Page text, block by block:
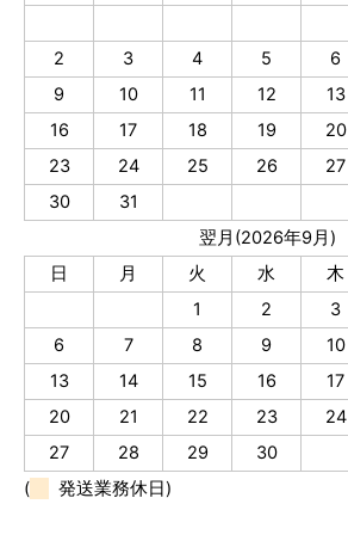
2
3 4 5 6
9
10 11 12 13
16
17 18 19 20
23
24 25 26 27
30
31
翌月(2026年9月)
日
月 火 水 木
1
2 3
6
7 8 9 10
13
14 15 16 17
20
21 22 23 24
27
28 29
30
(
発送業務休日)